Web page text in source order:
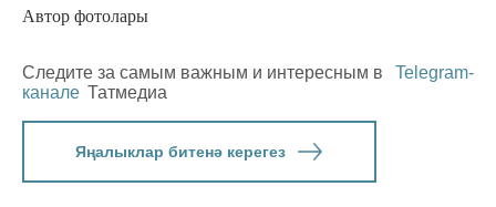
Автор фотолары
Следите за самым важным и интересным в
Telegram-
канале Татмедиа
Яңалыклар битенә керегез